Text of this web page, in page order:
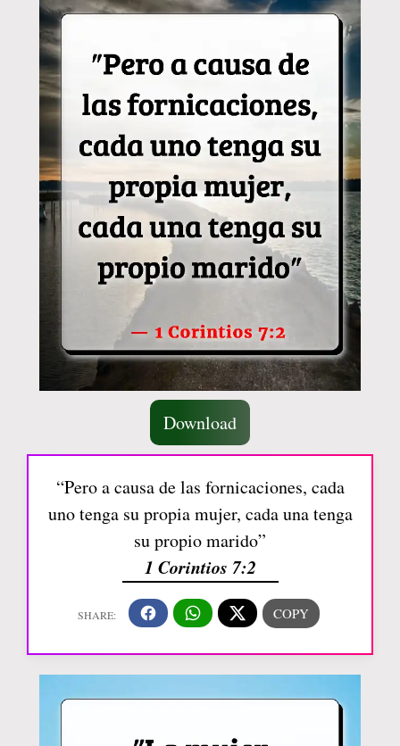
Download
“Pero a causa de las fornicaciones, cada
uno tenga su propia mujer, cada una tenga
su propio marido”
1 Corintios 7:2